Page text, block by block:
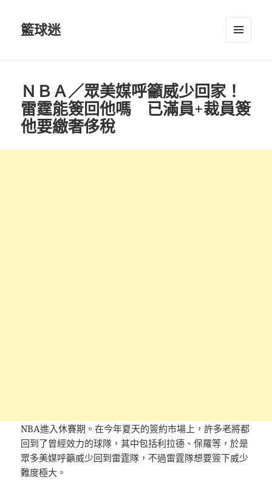
籃球迷
ＮＢＡ／眾美媒呼籲威少回家！
雷霆能簽回他嗎 已滿員+裁員簽
他要繳奢侈稅
NBA進入休賽期。在今年夏天的簽約市場上，許多老將都
回到了曾經效力的球隊，其中包括利拉德、保羅等，於是
眾多美媒呼籲威少回到雷霆隊，不過雷霆隊想要簽下威少
難度極大。